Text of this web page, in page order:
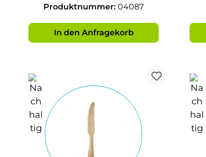
Produktnummer: 04087
In den Anfragekorb